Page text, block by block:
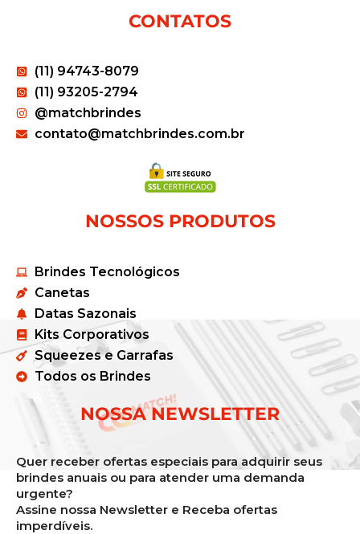
CONTATOS
(11) 94743-8079
(11) 93205-2794
@matchbrindes
contato@matchbrindes.com.br
NOSSOS PRODUTOS
Brindes Tecnológicos
Canetas
Datas Sazonais
Kits Corporativos
Squeezes e Garrafas
Todos os Brindes
NOSSA NEWSLETTER
Quer receber ofertas especiais para adquirir seus
brindes anuais ou para atender uma demanda
urgente?
Assine nossa Newsletter e Receba ofertas
imperdíveis.